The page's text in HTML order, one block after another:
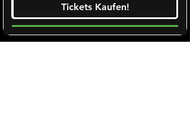
Tickets Kaufen!
Tickets Kaufen!